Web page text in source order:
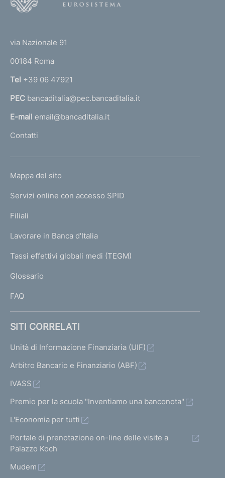
r
n
a
l
'
m
e
a
g
via Nazionale 91
00184 Roma
Tel +39 06 47921
PEC bancaditalia@pec.bancaditalia.it
E-mail email@bancaditalia.it
Contatti
L
N
K
T
I
I
Mappa del sito
Servizi online con accesso SPID
Filiali
Lavorare in Banca d'Italia
Tassi effettivi globali medi (TEGM)
Glossario
FAQ
SITI CORRELATI
Unità di Informazione Finanziaria (UIF)
Arbitro Bancario e Finanziario (ABF)
IVASS
Premio per la scuola "Inventiamo una banconota"
L'Economia per tutti
Portale di prenotazione on-line delle visite a
Palazzo Koch
Mudem